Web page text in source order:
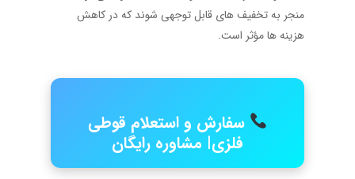
منجر به تخفیف ‌های قابل‌ توجهی شوند که در کاهش
هزینه‌ ها مؤثر است.
سفارش و استعلام قوطی
فلزی| مشاوره رایگان